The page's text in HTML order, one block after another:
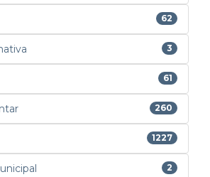
62
3
61
260
1227
2